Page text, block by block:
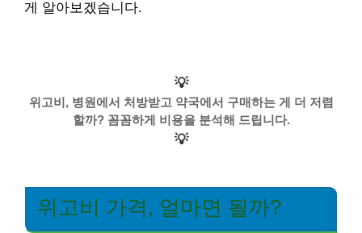
게 알아보겠습니다.
💡
위고비, 병원에서 처방받고 약국에서 구매하는 게 더 저렴
할까? 꼼꼼하게 비용을 분석해 드립니다.
💡
위고비 가격, 얼마면 될까?